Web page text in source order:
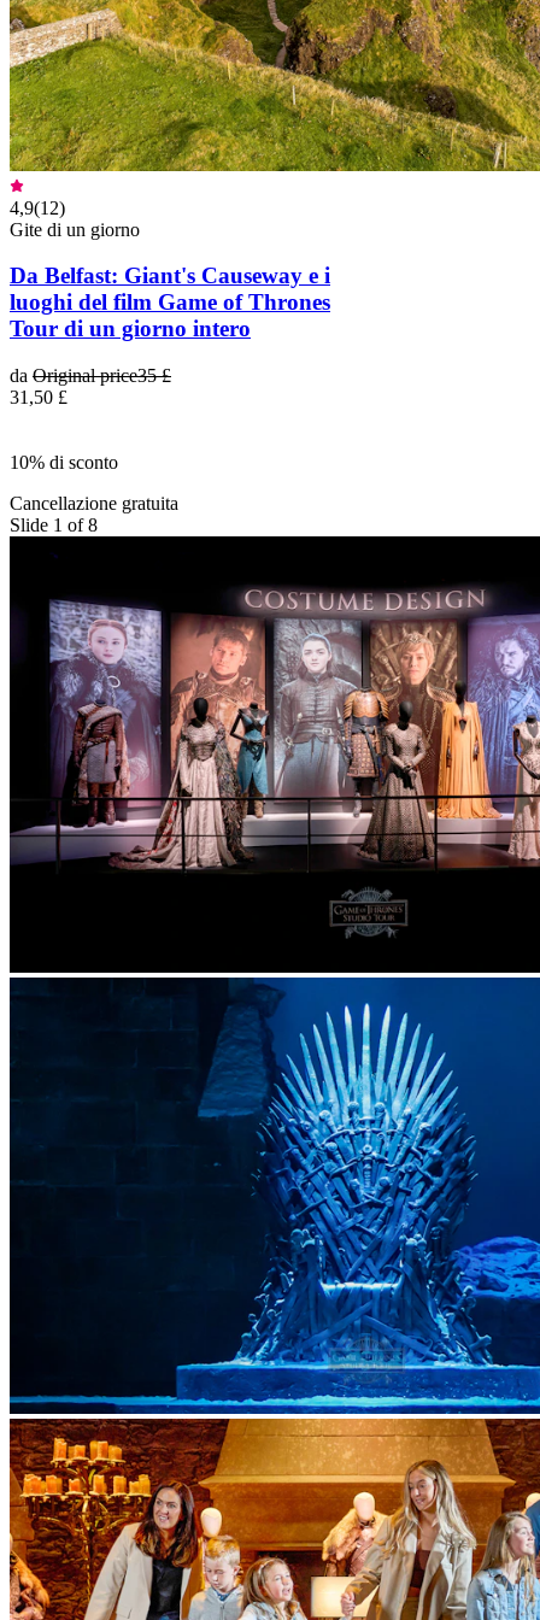
4,9(12)
Gite di un giorno
Da Belfast: Giant's Causeway e i
luoghi del film Game of Thrones
Tour di un giorno intero
da Original price35 £
31,50 £
10% di sconto
Cancellazione gratuita
Slide 1 of 8